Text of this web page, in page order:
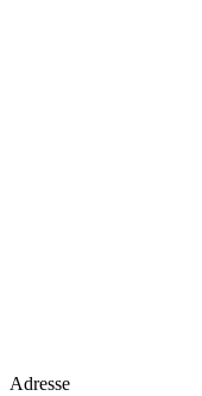
Adresse